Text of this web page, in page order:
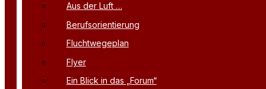
Aus der Luft …
Berufsorientierung
Fluchtwegeplan
Flyer
Ein Blick in das „Forum“